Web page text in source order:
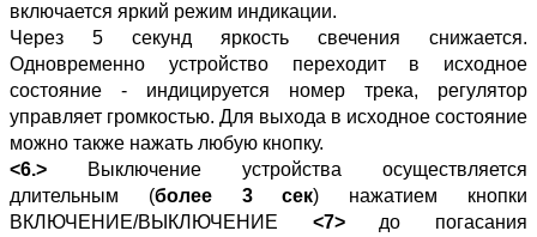
включается яркий режим индикации.
Через 5 секунд яркость свечения снижается.
Одновременно устройство переходит в исходное
состояние - индицируется номер трека, регулятор
управляет громкостью. Для выхода в исходное состояние
можно также нажать любую кнопку.
<6.> Выключение устройства осуществляется
длительным (более 3 сек) нажатием кнопки
ВКЛЮЧЕНИЕ/ВЫКЛЮЧЕНИЕ <7>до погасания